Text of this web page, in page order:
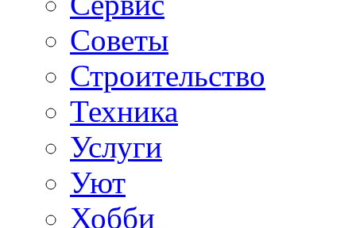
Советы
Строительство
Техника
Услуги
Уют
Хобби